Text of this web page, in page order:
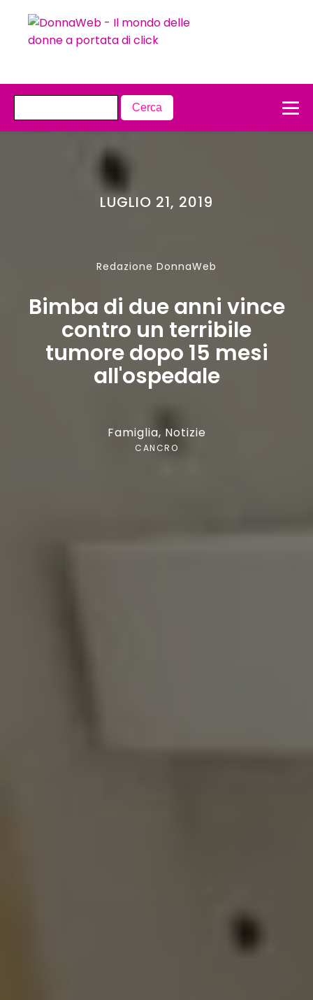
LUGLIO 21, 2019
Redazione DonnaWeb
Bimba di due anni vince
contro un terribile
tumore dopo 15 mesi
all'ospedale
Famiglia, Notizie
CANCRO